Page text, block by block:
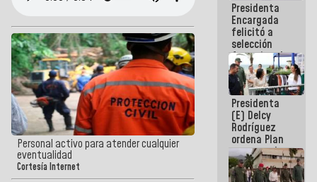
Personal activo para atender cualquier
eventualidad
Cortesía Internet
Presidenta
Encargada
felicitó a
selección
femenina de
baloncesto
por su
clasificación
a la
AmeriCup
2027
Presidenta
(E) Delcy
Rodríguez
ordena Plan
maestro de
desarrollo
logístico y